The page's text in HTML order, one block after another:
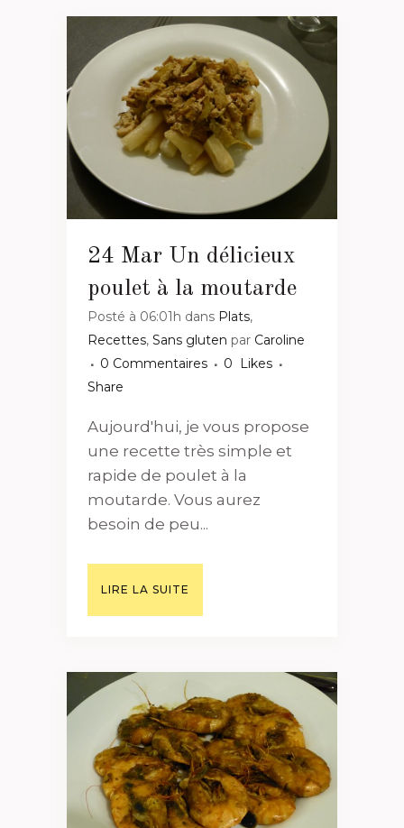
24 Mar Un délicieux
poulet à la moutarde
Posté à 06:01h dans Plats,
Recettes, Sans gluten par Caroline
0 Commentaires
0
Likes
Share
Aujourd'hui, je vous propose
une recette très simple et
rapide de poulet à la
moutarde. Vous aurez
besoin de peu...
LIRE LA SUITE